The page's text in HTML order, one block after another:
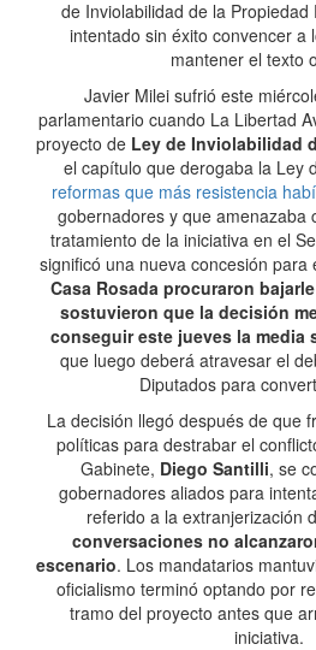
de Inviolabilidad de la
intentado sin éxito convencer a
mantener el texto
Javier Milei sufrió este
parlamentario cuando La Libertad
proyecto de Ley de Inviolabilidad
el capítulo que derogaba la Ley
reformas que más resistencia
gobernadores y que amenazaba
tratamiento de la iniciativa en el
significó una nueva concesión para
Casa Rosada procuraron
sostuvieron que la decisión
conseguir este jueves la media
que luego deberá atravesar el
Diputados para
La decisión llegó después de que
políticas para destrabar el
Gabinete, Diego Santilli, se
gobernadores aliados para
referido a la extranjerización
conversaciones no
escenario. Los mandatarios
oficialismo terminó optando por
tramo del proyecto antes que
iniciativa.